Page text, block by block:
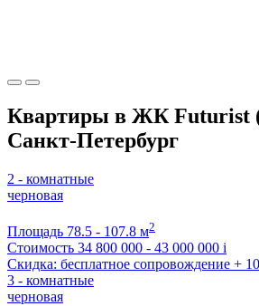
Квартиры в ЖК Futurist
Санкт-Петербург
2 - комнатные
черновая
Площадь 78.5 - 107.8 м2
Стоимость 34 800 000 - 43 000 000 i
Скидка: бесплатное сопровождение +
3 - комнатные
черновая